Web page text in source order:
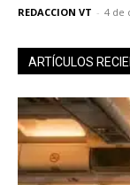
REDACCION VT - 4 de
ARTÍCULOS